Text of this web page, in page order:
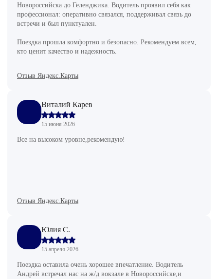
Новороссийска до Геленджика. Водитель проявил себя как
профессионал: оперативно связался, поддерживал связь до
встречи и был пунктуален.
Поездка прошла комфортно и безопасно. Рекомендуем всем,
кто ценит качество и надежность.
Отзыв Яндекс.Карты
Виталий Карев
15 июня 2026
Все на высоком уровне,рекомендую!
Отзыв Яндекс.Карты
Юлия С.
15 апреля 2026
Поездка оставила очень хорошее впечатление. Водитель
Андрей встречал нас на ж/д вокзале в Новороссийске,и